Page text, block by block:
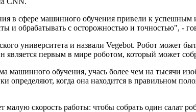
в сфере машинного обучения привели к
и обрабатывать с осторожностью и точностью", -
университета и назвали Vegebot. Робот может
первым в мире роботом, который может
машинного обучения, учась более чем на тысячи
определяют, когда она находится в правильном
скорость работы: чтобы собрать один салат